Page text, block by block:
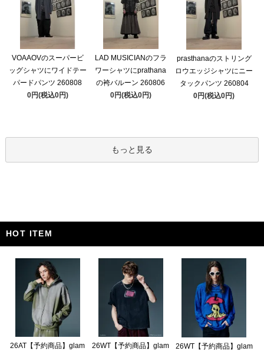
VOAAOVのスーパービ
ッグシャツにワイドテー
パードパンツ 260808
0円(税込0円)
LAD MUSICIANのフラ
ワーシャツにprathana
の袴バルーン 260806
0円(税込0円)
prasthanaのストリング
ロウエッジシャツにニー
タックパンツ 260804
0円(税込0円)
もっと見る
HOT ITEM
26AT【予約商品】glam
26WT【予約商品】glam
26WT【予約商品】glam